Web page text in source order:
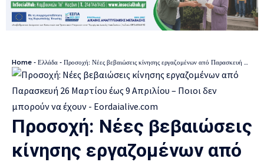
Home - Ελλάδα - Προσοχή: Νέες βεβαιώσεις κίνησης εργαζομένων από Παρασκευή 26 Μαρτίου έως 9 Απριλίου – Ποιοι δεν μπορούν να έχουν
Προσοχή: Νέες βεβαιώσεις
κίνησης εργαζομένων από